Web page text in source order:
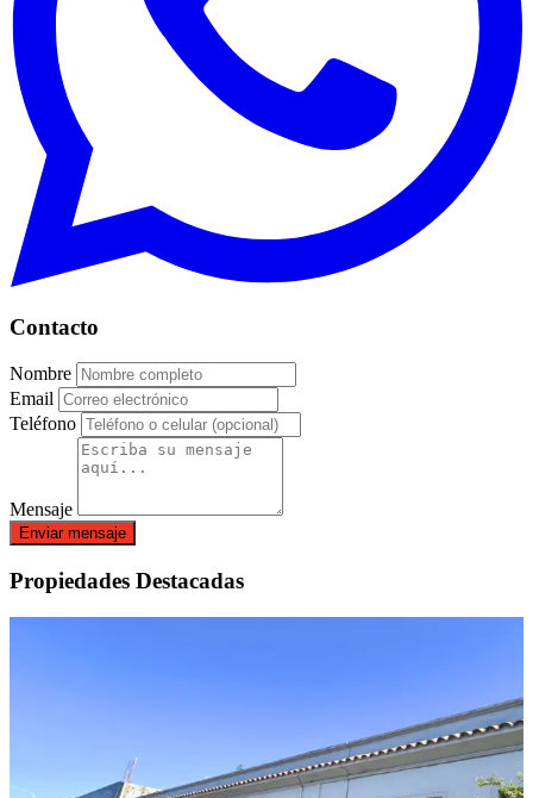
Contacto
Nombre
Email
Teléfono
Mensaje
Enviar mensaje
Propiedades Destacadas